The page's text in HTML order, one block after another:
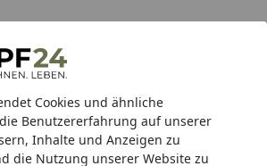
Cookies und ähnliche
Benutzererfahrung auf unserer
Inhalte und Anzeigen zu
die Nutzung unserer Website zu
Store
Hotline